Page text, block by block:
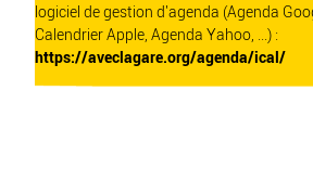
logiciel de gestion d'agenda (Agenda
Calendrier Apple, Agenda Yahoo, ...) :
https://aveclagare.org/agenda/ical/